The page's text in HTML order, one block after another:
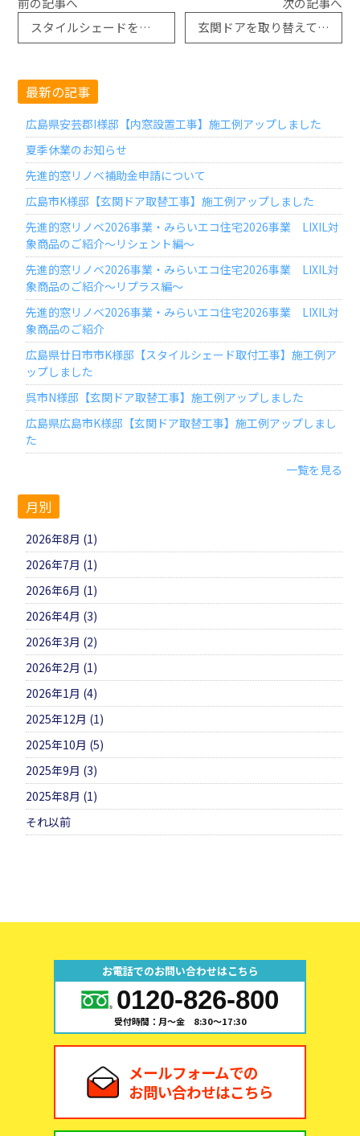
スタイルシェードを使ってみて
玄関ドアを取り替えてお悩みも解決
最新の記事
広島県安芸郡I様邸【内窓設置工事】施工例アップしました
夏季休業のお知らせ
先進的窓リノベ補助金申請について
広島市K様邸【玄関ドア取替工事】施工例アップしました
先進的窓リノベ2026事業・みらいエコ住宅2026事業 LIXIL対
象商品のご紹介～リシェント編～
先進的窓リノベ2026事業・みらいエコ住宅2026事業 LIXIL対
象商品のご紹介～リプラス編～
先進的窓リノベ2026事業・みらいエコ住宅2026事業 LIXIL対
象商品のご紹介
広島県廿日市市K様邸【スタイルシェード取付工事】施工例ア
ップしました
呉市N様邸【玄関ドア取替工事】施工例アップしました
広島県広島市K様邸【玄関ドア取替工事】施工例アップしまし
た
一覧を見る
月別
2026年8月 (1)
2026年7月 (1)
2026年6月 (1)
2026年4月 (3)
2026年3月 (2)
2026年2月 (1)
2026年1月 (4)
2025年12月 (1)
2025年10月 (5)
2025年9月 (3)
2025年8月 (1)
それ以前
お電話でのお問い合わせはこちら
0120-826-800
受付時間：月～金 8:30～17:30
メールフォームでの
お問い合わせはこちら